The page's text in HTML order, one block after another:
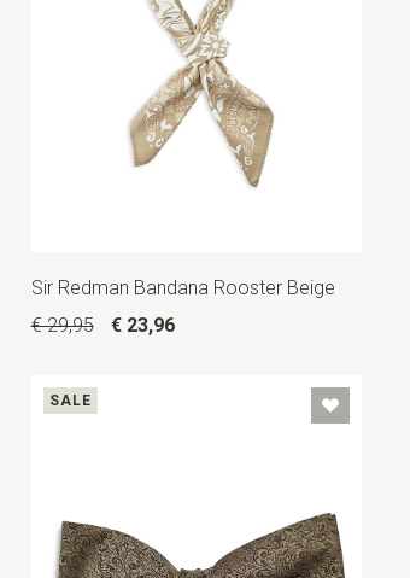
Sir Redman Bandana Rooster Beige
€ 29,95
€ 23,96
SALE